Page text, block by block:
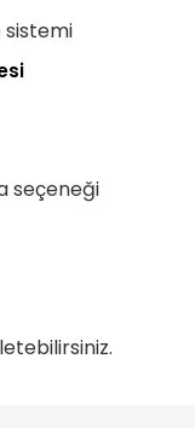
sistemi
seçeneği